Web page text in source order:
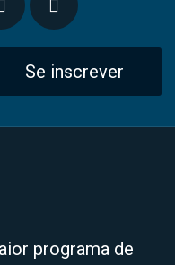
Se inscrever
programa de